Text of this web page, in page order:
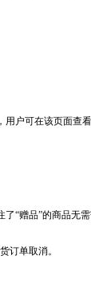
户可在该页面
“赠品”的商品无需
订单取消。